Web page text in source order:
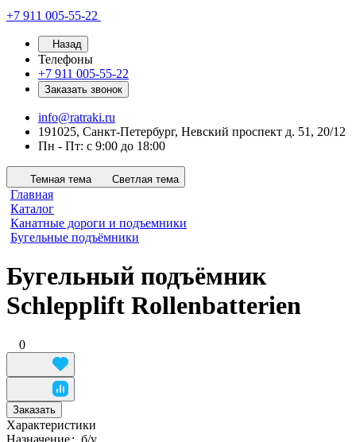
+7 911 005-55-22
Назад
Телефоны
+7 911 005-55-22
Заказать звонок
info@ratraki.ru
191025, Санкт-Петербург, Невский проспект д. 51, 20/12
Пн - Пт: с 9:00 до 18:00
Темная тема Светлая тема
Главная
Каталог
Канатные дороги и подъемники
Бугельные подъёмники
Бугельный подъёмник
Schlepplift Rollenbatterien
0
Заказать
Характеристики
Назначение: б/у